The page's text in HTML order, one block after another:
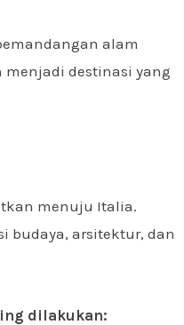
alam
destinasi yang
menuju Italia.
budaya, arsitektur, dan
dilakukan: